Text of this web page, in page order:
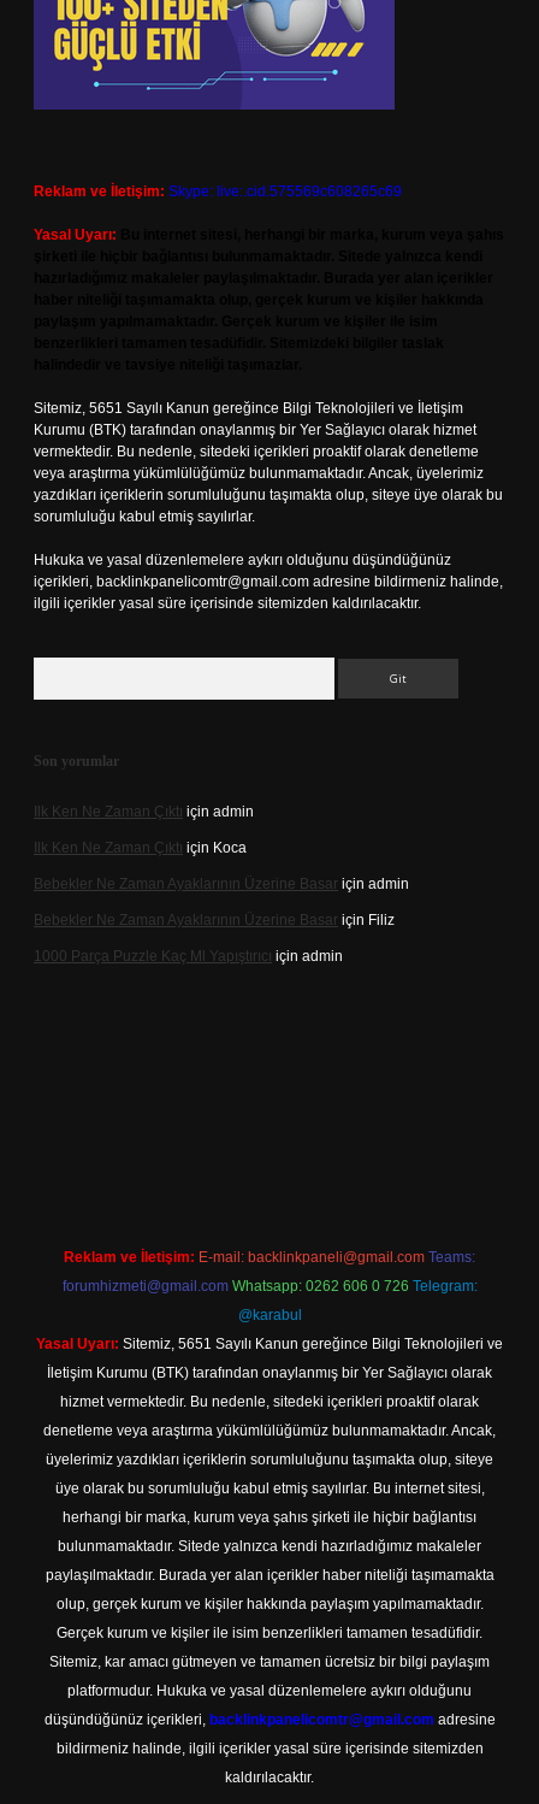
Reklam ve İletişim: Skype: live:.cid.575569c608265c69
Yasal Uyarı:
Sitemiz, 5651 Sayılı Kanun gereğince Bilgi Teknolojileri ve İletişim
Kurumu (BTK) tarafından onaylanmış bir Yer Sağlayıcı olarak hizmet
vermektedir. Bu nedenle, sitedeki içerikleri proaktif olarak denetleme
veya araştırma yükümlülüğümüz bulunmamaktadır. Ancak, üyelerimiz
yazdıkları içeriklerin sorumluluğunu taşımakta olup, siteye üye olarak bu
sorumluluğu kabul etmiş sayılırlar.
Hukuka ve yasal düzenlemelere aykırı olduğunu düşündüğünüz
içerikleri, backlinkpanelicomtr@gmail.com adresine bildirmeniz halinde,
ilgili içerikler yasal süre içerisinde sitemizden kaldırılacaktır.
Son yorumlar
Ilk Ken Ne Zaman Çıktı için admin
Ilk Ken Ne Zaman Çıktı için Koca
Bebekler Ne Zaman Ayaklarının Üzerine Basar için admin
Bebekler Ne Zaman Ayaklarının Üzerine Basar için Filiz
1000 Parça Puzzle Kaç Ml Yapıştırıcı için admin
Reklam ve İletişim: E-mail: backlinkpaneli@gmail.com Teams:
forumhizmeti@gmail.com Whatsapp: 0262 606 0 726 Telegram:
@karabul
Yasal Uyarı: Sitemiz, 5651 Sayılı Kanun gereğince Bilgi Teknolojileri ve
İletişim Kurumu (BTK) tarafından onaylanmış bir Yer Sağlayıcı olarak
hizmet vermektedir. Bu nedenle, sitedeki içerikleri proaktif olarak
denetleme veya araştırma yükümlülüğümüz bulunmamaktadır. Ancak,
üyelerimiz yazdıkları içeriklerin sorumluluğunu taşımakta olup, siteye
üye olarak bu sorumluluğu kabul etmiş sayılırlar. Bu internet sitesi,
herhangi bir marka, kurum veya şahıs şirketi ile hiçbir bağlantısı
bulunmamaktadır. Sitede yalnızca kendi hazırladığımız makaleler
paylaşılmaktadır. Burada yer alan içerikler haber niteliği taşımamakta
olup, gerçek kurum ve kişiler hakkında paylaşım yapılmamaktadır.
Gerçek kurum ve kişiler ile isim benzerlikleri tamamen tesadüfidir.
Sitemiz, kar amacı gütmeyen ve tamamen ücretsiz bir bilgi paylaşım
platformudur. Hukuka ve yasal düzenlemelere aykırı olduğunu
düşündüğünüz içerikleri, backlinkpanelicomtr@gmail.com adresine
bildirmeniz halinde, ilgili içerikler yasal süre içerisinde sitemizden
kaldırılacaktır.